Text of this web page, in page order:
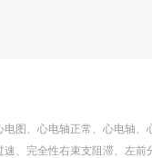
图、心电轴正常、心电轴、
、完全性右束支阻滞、左前